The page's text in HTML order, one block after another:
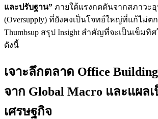
และปรับฐาน” ภายใต้แรงกดดันจากสภาวะ
(Oversupply) ที่ยังคงเป็นโจทย์ใหญ่ที่แก้ไม่ต
Thumbsup สรุป Insight สำคัญที่จะเป็นเข็มทิ
ดังนี้
เจาะลึกตลาด Office
จาก Global Macro และแผล
เศรษฐกิจ